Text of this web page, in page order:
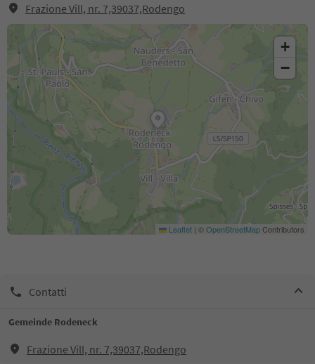
Frazione Vill, nr. 7,39037,Rodengo
+
−
Leaflet | ©OpenStreetMapContributors
Contatti
Gemeinde Rodeneck
Frazione Vill, nr. 7,39037,Rodengo